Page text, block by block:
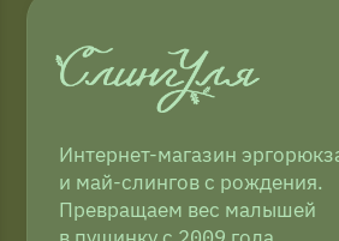
Политика конфиденциальности
Копирование материалов запрещено
Согласие на обработку персональных данных